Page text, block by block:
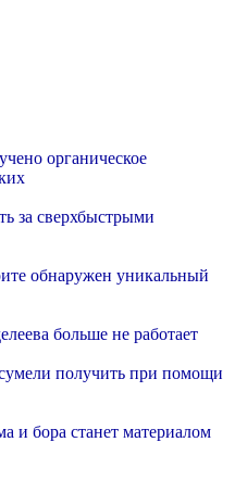
органическое
за сверхбыстрыми
обнаружен уникальный
больше не работает
получить при помощи
и бора станет материалом